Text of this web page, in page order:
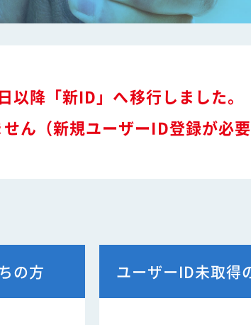
ライン
ー推奨部品
会員ページ
からのお知らせ
車両製作基準
降「新ID」へ移行しました。
ん（新規ユーザーID登録が必要
の方 ユーザーID未取得